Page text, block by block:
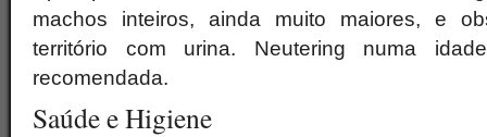
machos inteiros, ainda muito maiores, e
território com urina. Neutering numa
recomendada.
Saúde e Higiene